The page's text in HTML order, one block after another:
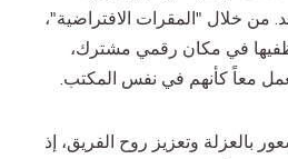
من خلال "المقرات الافتراضية"،
في مكان رقمي مشترك،
معاً كأنهم في نفس المكتب.
بالعزلة وتعزيز روح الفريق، إذ